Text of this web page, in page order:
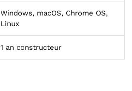
Windows, macOS, Chrome OS,
Linux
1 an constructeur